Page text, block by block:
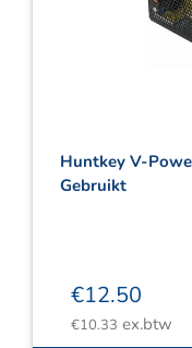
Winkelwagen
Huntkey V-
Gebruikt
€12.50
€10.33 ex.btw